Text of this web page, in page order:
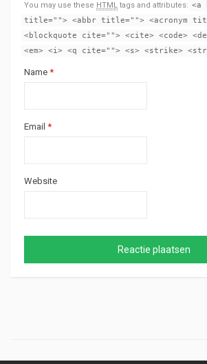
You may use these HTML tags and attributes: <a
title=""> <abbr title=""> <acronym
<blockquote cite=""> <cite> <code>
<em> <i> <q cite=""> <s> <strike>
Name *
Email *
Website